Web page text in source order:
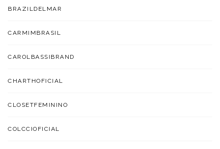
BRAZILDELMAR
CARMIMBRASIL
CAROLBASSIBRAND
CHARTHOFICIAL
CLOSETFEMININO
COLCCIOFICIAL